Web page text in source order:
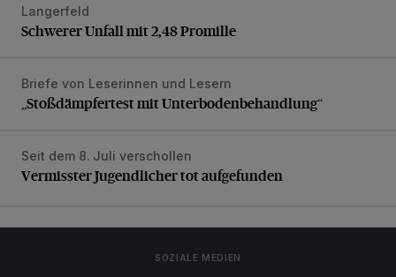
Schwerer Unfall mit 2,48 Promille
Langerfeld
Schwerer Unfall mit 2,48 Promille
„Stoßdämpfertest mit Unterbodenbehandlung“
Briefe von Leserinnen und Lesern
„Stoßdämpfertest mit Unterbodenbehandlung“
Vermisster Jugendlicher tot aufgefunden
Seit dem 8. Juli verschollen
Vermisster Jugendlicher tot aufgefunden
SOZIALE MEDIEN